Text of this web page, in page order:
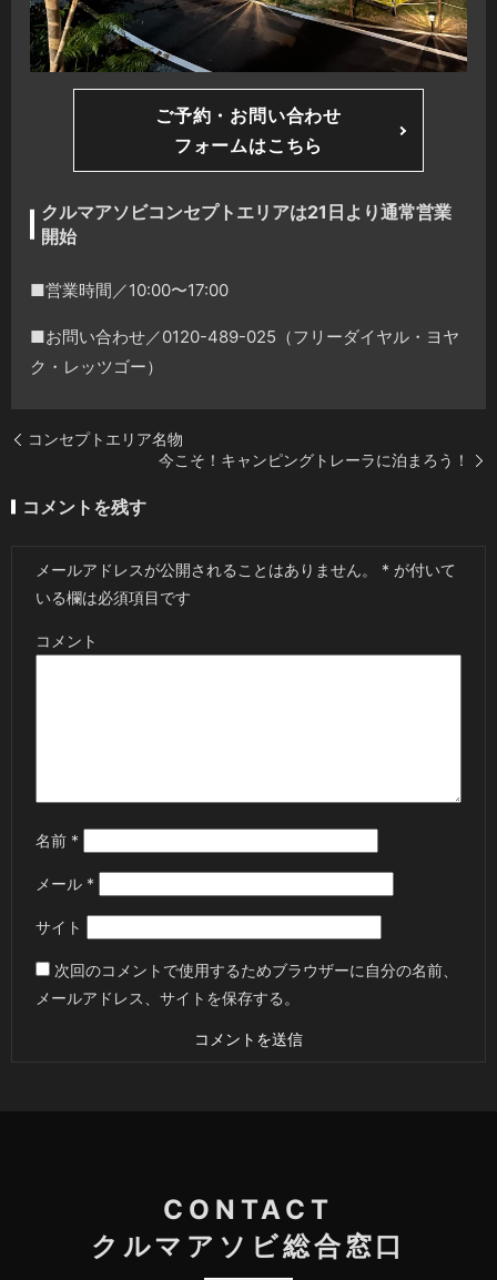
ご予約・お問い合わせ
フォームはこちら
クルマアソビコンセプトエリアは21日より通常営業
開始
■営業時間／10:00〜17:00
■お問い合わせ／0120-489-025（フリーダイヤル・ヨヤ
ク・レッツゴー）
コンセプトエリア名物
今こそ！キャンピングトレーラに泊まろう！
コメントを残す
メールアドレスが公開されることはありません。 * が付いて
いる欄は必須項目です
コメント
名前 *
メール *
サイト
次回のコメントで使用するためブラウザーに自分の名前、
メールアドレス、サイトを保存する。
CONTACT
クルマアソビ総合窓口